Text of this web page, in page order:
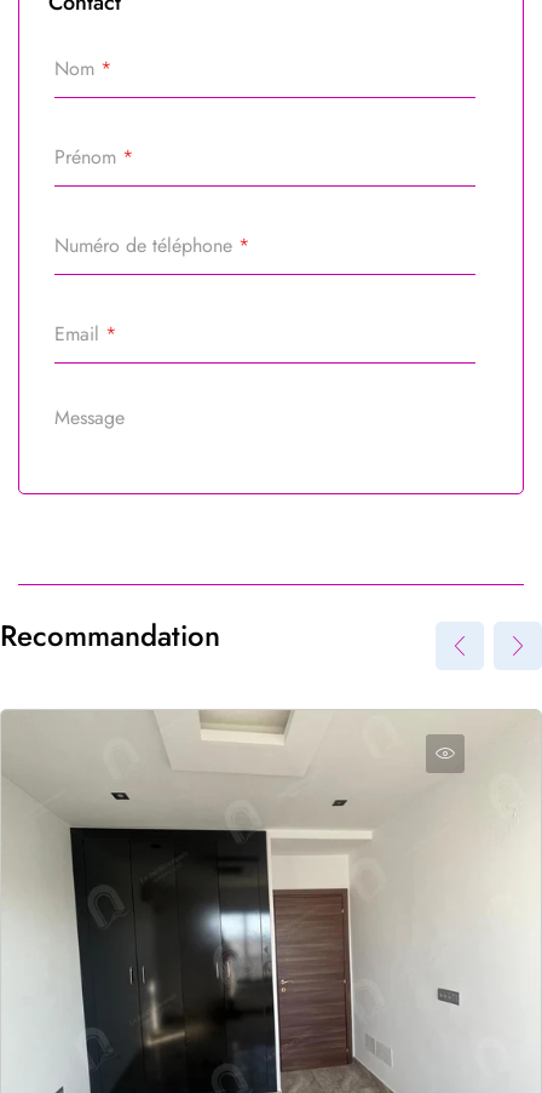
Nom *
Prénom *
Numéro de téléphone *
Email *
Message
Référence du bien*
Envoyer
Recommandation